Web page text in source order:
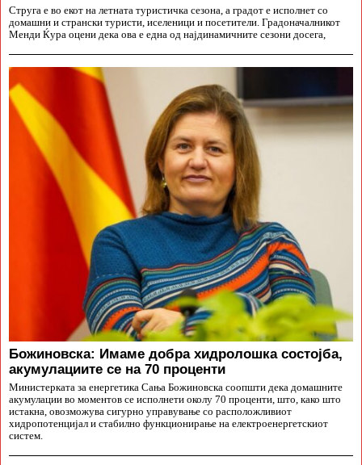
Струга е во екот на летната туристичка сезона, а градот е исполнет со
домашни и странски туристи, иселеници и посетители. Градоначалникот
Менди Ќура оцени дека ова е една од најдинамичните сезони досега,
Божиновска: Имаме добра хидролошка состојба,
акумулациите се на 70 проценти
Министерката за енергетика Сања Божиновска соопшти дека домашните
акумулации во моментов се исполнети околу 70 проценти, што, како што
истакна, овозможува сигурно управување со расположливиот
хидропотенцијал и стабилно функционирање на електроенергетскиот
систем.